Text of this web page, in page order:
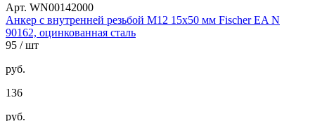
Арт. WN00142000
Анкер с внутренней резьбой М12 15х50 мм Fischer EA N
90162, оцинкованная сталь
95 / шт
руб.
136
руб.